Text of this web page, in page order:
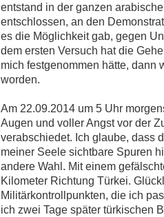
entstand in der ganzen
entschlossen, an den
es die Möglichkeit gab, gegen
dem ersten Versuch hat die
mich festgenommen hätte, dann
worden.
Am 22.09.2014 um 5 Uhr
Augen und voller Angst vor der
verabschiedet. Ich glaube, dass
meiner Seele sichtbare Spuren
andere Wahl. Mit einem
Kilometer Richtung Türkei.
Militärkontrollpunkten, die ich
ich zwei Tage später türkischen